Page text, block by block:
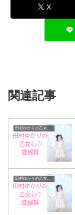
X
関連記事
田村ゆかりの乙女心♡症候群
田村ゆかりの乙女心♡症候群